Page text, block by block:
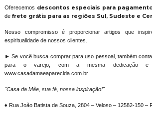
Oferecemos descontos especiais para
de frete grátis para as regiões Sul, Sudeste e
Nosso compromisso é proporcionar artigos que
espiritualidade de nossos clientes.
► Se você busca comprar para uso pessoal, também
para o varejo, com a mesma dedicação e
www.casadamaeaparecida.com.br
"Casa da Mãe, sua fé, nossa inspiração!"
♦ Rua João Batista de Souza, 2804 – Veloso – 12582-150 –